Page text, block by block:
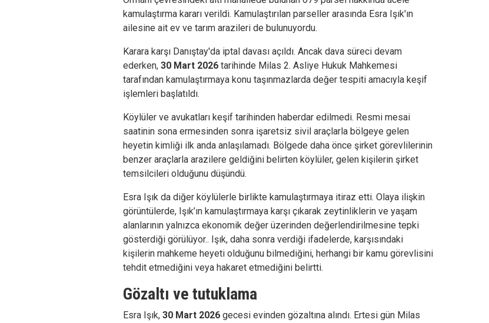
kamulaştırma kararı verildi. Kamulaştırılan parseller arasında Esra Işık'ın
ailesine ait ev ve tarım arazileri de bulunuyordu.
Karara karşı Danıştay'da iptal davası açıldı. Ancak dava süreci devam
ederken, 30 Mart 2026 tarihinde Milas 2. Asliye Hukuk Mahkemesi
tarafından kamulaştırmaya konu taşınmazlarda değer tespiti amacıyla keşif
işlemleri başlatıldı.
Köylüler ve avukatları keşif tarihinden haberdar edilmedi. Resmi mesai
saatinin sona ermesinden sonra işaretsiz sivil araçlarla bölgeye gelen
heyetin kimliği ilk anda anlaşılamadı. Bölgede daha önce şirket görevlilerinin
benzer araçlarla arazilere geldiğini belirten köylüler, gelen kişilerin şirket
temsilcileri olduğunu düşündü.
Esra Işık da diğer köylülerle birlikte kamulaştırmaya itiraz etti. Olaya ilişkin
görüntülerde, Işık’ın kamulaştırmaya karşı çıkarak zeytinliklerin ve yaşam
alanlarının yalnızca ekonomik değer üzerinden değerlendirilmesine tepki
gösterdiği görülüyor.. Işık, daha sonra verdiği ifadelerde, karşısındaki
kişilerin mahkeme heyeti olduğunu bilmediğini, herhangi bir kamu görevlisini
tehdit etmediğini veya hakaret etmediğini belirtti.
Gözaltı ve tutuklama
Esra Işık, 30 Mart 2026 gecesi evinden gözaltına alındı. Ertesi gün Milas